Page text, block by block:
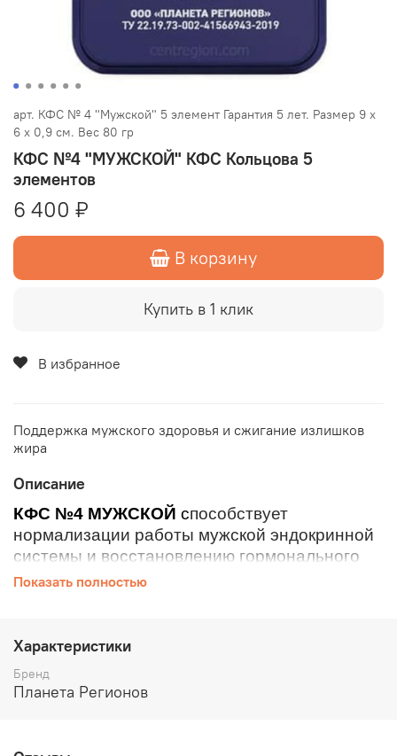
арт. КФС № 4 "Мужской" 5 элемент Гарантия 5 лет. Размер 9 х
6 х 0,9 см. Вес 80 гр
КФС №4 "МУЖСКОЙ" КФС Кольцова 5
элементов
6 400 ₽
В корзину
Купить в 1 клик
В избранное
Поддержка мужского здоровья и сжигание излишков
жира
Описание
КФС №4 МУЖСКОЙ способствует
нормализации работы мужской эндокринной
системы и восстановлению гормонального
фона до состояния нормы
Нормализует состояние микрофлоры
кишечника и мужской половой сферы
Помогает восстановить обмен веществ,
Показать полностью
Характеристики
Бренд
Планета Регионов